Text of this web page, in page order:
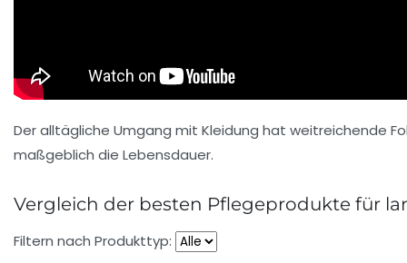
Der alltägliche Umgang mit Kleidung hat weitreichende
maßgeblich die Lebensdauer.
Vergleich der besten Pflegeprodukte für
Filtern nach Produkttyp: